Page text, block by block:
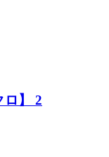
ロ】 2